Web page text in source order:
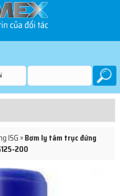
ISG »Bơm ly tâm trục đứng
200